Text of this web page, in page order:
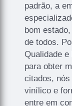
padrão, a
bom
de todos.
Qualidade
para obter
citados,
vinílico e
entre em